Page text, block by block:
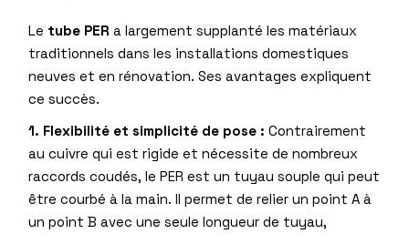
Le tube PER a largement supplanté les matériaux
traditionnels dans les installations domestiques
neuves et en rénovation. Ses avantages expliquent
ce succès.
1. Flexibilité et simplicité de pose : Contrairement
au cuivre qui est rigide et nécessite de nombreux
raccords coudés, le PER est un tuyau souple qui peut
être courbé à la main. Il permet de relier un point A à
un point B avec une seule longueur de tuyau,